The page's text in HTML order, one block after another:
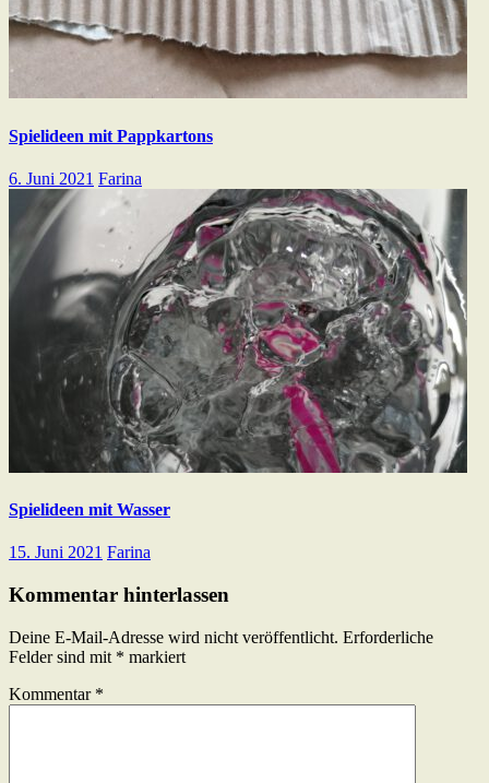
Spielideen mit Pappkartons
6. Juni 2021 Farina
Spielideen mit Wasser
15. Juni 2021 Farina
Kommentar hinterlassen
Deine E-Mail-Adresse wird nicht veröffentlicht. Erforderliche
Felder sind mit * markiert
Kommentar *